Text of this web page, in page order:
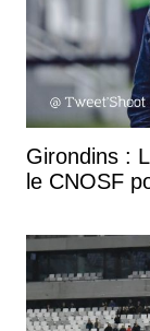
Girondins :
le CNOSF